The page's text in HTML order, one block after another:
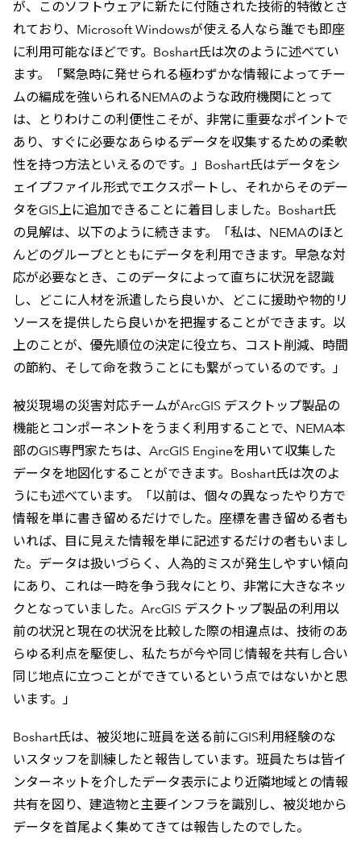
が、このソフトウェアに新たに付随された技術的特徴とさ
れており、Microsoft Windowsが使える人なら誰でも即座
に利用可能なほどです。Boshart氏は次のように述べてい
ます。「緊急時に発せられる極わずかな情報によってチー
ムの編成を強いられるNEMAのような政府機関にとって
は、とりわけこの利便性こそが、非常に重要なポイントで
あり、すぐに必要なあらゆるデータを収集するための柔軟
性を持つ方法といえるのです。」Boshart氏はデータをシ
ェイプファイル形式でエクスポートし、それからそのデー
タをGIS上に追加できることに着目しました。Boshart氏
の見解は、以下のように続きます。「私は、NEMAのほと
んどのグループとともにデータを利用できます。早急な対
応が必要なとき、このデータによって直ちに状況を認識
し、どこに人材を派遣したら良いか、どこに援助や物的リ
ソースを提供したら良いかを把握することができます。以
上のことが、優先順位の決定に役立ち、コスト削減、時間
の節約、そして命を救うことにも繋がっているのです。」
被災現場の災害対応チームがArcGIS デスクトップ製品の
機能とコンポーネントをうまく利用することで、NEMA本
部のGIS専門家たちは、ArcGIS Engineを用いて収集した
データを地図化することができます。Boshart氏は次のよ
うにも述べています。「以前は、個々の異なったやり方で
情報を単に書き留めるだけでした。座標を書き留める者も
いれば、目に見えた情報を単に記述するだけの者もいまし
た。データは扱いづらく、人為的ミスが発生しやすい傾向
にあり、これは一時を争う我々にとり、非常に大きなネッ
クとなっていました。ArcGIS デスクトップ製品の利用以
前の状況と現在の状況を比較した際の相違点は、技術のあ
らゆる利点を駆使し、私たちが今や同じ情報を共有し合い
同じ地点に立つことができているという点ではないかと思
います。」
Boshart氏は、被災地に班員を送る前にGIS利用経験のな
いスタッフを訓練したと報告しています。班員たちは皆イ
ンターネットを介したデータ表示により近隣地域との情報
共有を図り、建造物と主要インフラを識別し、被災地から
データを首尾よく集めてきては報告したのでした。